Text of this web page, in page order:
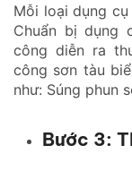
Mỗi loại dụng
Chuẩn bị dụng
công diễn ra
công sơn tàu
như: Súng phun
Bước 3: